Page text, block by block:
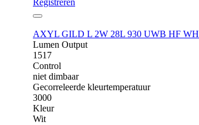
Registreren
AXYL GILD L 2W 28L 930 UWB HF WH
Lumen Output
1517
Control
niet dimbaar
Gecorreleerde kleurtemperatuur
3000
Kleur
Wit